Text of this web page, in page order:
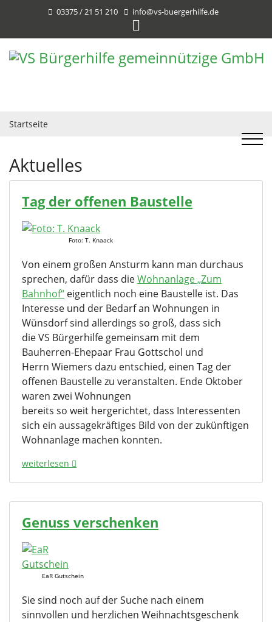
03375 / 21 51 210 info@vs-buergerhilfe.de
Startseite
Aktuelles
Tag der offenen Baustelle
Foto: T. Knaack
Von einem großen Ansturm kann man durchaus
sprechen, dafür dass dieWohnanlage „Zum
Bahnhof“ eigentlich noch eine Baustelle ist. Das
Interesse und der Bedarf an Wohnungen in
Wünsdorf sind allerdings so groß, dass sich
die VS Bürgerhilfe gemeinsam mit dem
Bauherren-Ehepaar Frau Gottschol und
Herrn Wiemers dazu entschied, einen Tag der
offenen Baustelle zu veranstalten. Ende Oktober
waren zwei Wohnungen
bereits so weit hergerichtet, dass Interessenten
sich ein aussagekräftiges Bild von der zukünftigen
Wohnanlage machen konnten.
weiterlesen
Genuss verschenken
EaR Gutschein
Sie sind noch auf der Suche nach einem
sinnvollen und herzlichen Weihnachtsgeschenk